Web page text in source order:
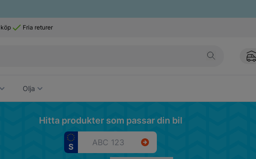
Fria returer
Olja
Hitta produkter som passar din bil